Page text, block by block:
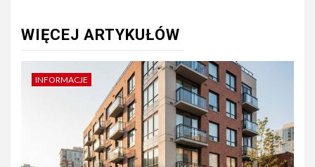
WIĘCEJ ARTYKUŁÓW
INFORMACJE